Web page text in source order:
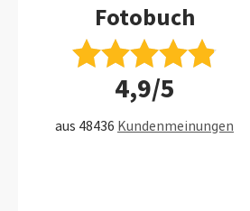
Fotobuch
4,9/5
aus 48436 Kundenmeinungen